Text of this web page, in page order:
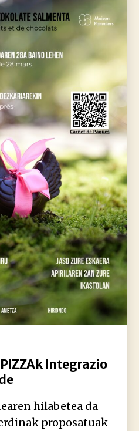
Integrazio
hilabetea da
proposatuak